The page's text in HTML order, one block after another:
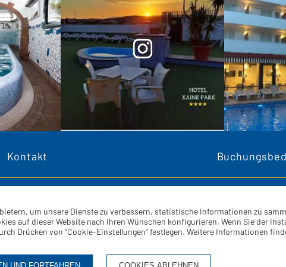
Kontakt
um unsere Dienste zu verbessern, statistische Informationen zu
auf dieser Website nach Ihren Wünschen konfigurieren. Wenn Sie der
Drücken von "Cookie-Einstellungen" festlegen. Weitere Informationen